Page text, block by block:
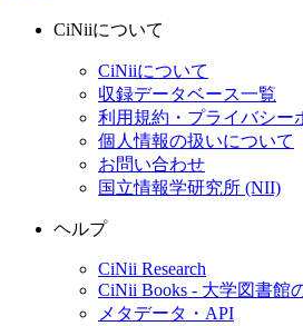
CiNiiについて
CiNiiについて
収録データベース一覧
利用規約・プライバシー
個人情報の扱いについて
お問い合わせ
国立情報学研究所 (NII)
ヘルプ
CiNii Research
CiNii Books - 大学図書館
メタデータ・API